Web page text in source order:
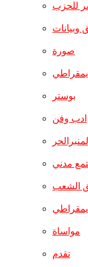
للحزب
وبيانات
صورة
بوستر
ادب وفن
المنبرالحر
مدني
الشعب
مواساة
تقدم